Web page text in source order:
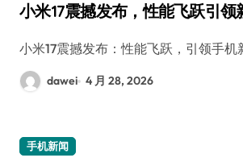
小米17震撼发布，性能飞跃引领
小米17震撼发布：性能飞跃，引领手
dawei 4 月 28, 2026
手机新闻